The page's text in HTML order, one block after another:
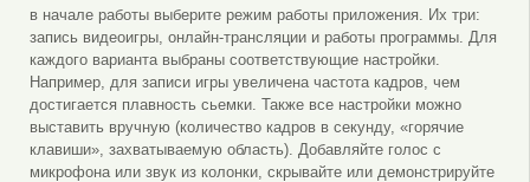
в начале работы выберите режим работы приложения. Их три:
запись видеоигры, онлайн-трансляции и работы программы. Для
каждого варианта выбраны соответствующие настройки.
Например, для записи игры увеличена частота кадров, чем
достигается плавность сьемки. Также все настройки можно
выставить вручную (количество кадров в секунду, «горячие
клавиши», захватываемую область). Добавляйте голос с
микрофона или звук из колонки, скрывайте или демонстрируйте